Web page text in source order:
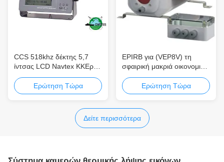
CCS 518khz δέκτης 5,7
ίντσας LCD Navtex ΚΚΕρ
NCR-333 οικονομικώς
αποδοτικόςΕρώτηση Τώρα
EPIRB για (VEP8V) τη
σφαιρική μακριά οικονομικά
ενεργή ζωή συστημάτων
θαλάσσιου κινδύνου
vdr/vdr-FFC και ασφάλειας
Ερώτηση Τώρα
Δείτε περισσότερα